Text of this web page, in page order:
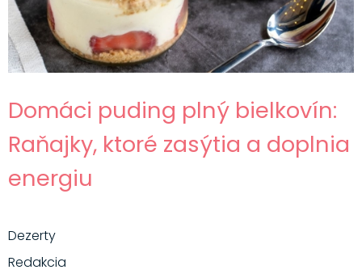
Domáci puding plný bielkovín:
Raňajky, ktoré zasýtia a doplnia
energiu
Dezerty
Redakcia